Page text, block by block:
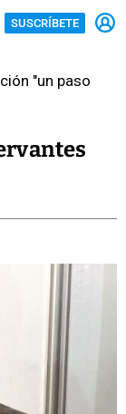
SUSCRÍBETE
"un paso